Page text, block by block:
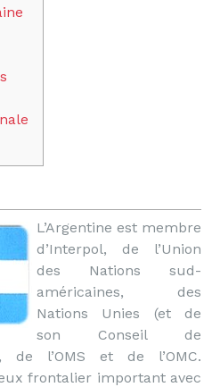
L’Argentine est membre
d’Interpol, de l’Union
des Nations sud-
américaines, des
Nations Unies (et de
son Conseil de
de l’OMS et de l’OMC.
frontalier important avec